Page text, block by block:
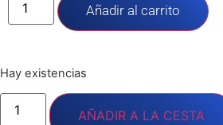
Añadir al carrito
Hay existencias
AÑADIR A LA CESTA